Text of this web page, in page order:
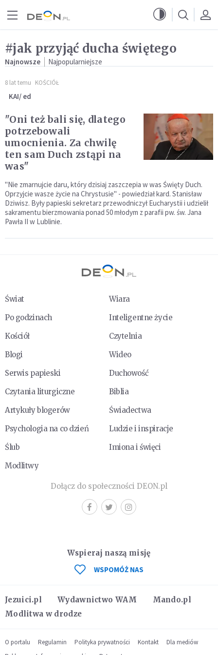
#jak przyjąć ducha świętego
Najnowsze Najpopularniejsze
8 lat temu KOŚCIÓŁ
KAI/ ed
"Oni też bali się, dlatego
potrzebowali
umocnienia. Za chwilę
ten sam Duch zstąpi na
was"
"Nie zmarnujcie daru, który dzisiaj zaszczepia w was Święty Duch.
Oprzyjcie wasze życie na Chrystusie" - powiedział kard. Stanisław
Dziwisz. Były papieski sekretarz przewodniczył Eucharystii i udzielił
sakramentu bierzmowania ponad 50 młodym z parafii pw. św. Jana
Pawła II w Lublinie.
Świat
Wiara
Po godzinach
Inteligentne życie
Kościół
Czytelnia
Blogi
Wideo
Serwis papieski
Duchowość
Czytania liturgiczne
Biblia
Artykuły blogerów
Świadectwa
Psychologia na co dzień
Ludzie i inspiracje
Ślub
Imiona i święci
Modlitwy
Dołącz do społeczności DEON.pl
Jezuici.pl Wydawnictwo WAM
Mando.pl
Modlitwa w drodze
Wspieraj naszą misję
WSPOMÓŻ NAS
O portalu Regulamin Polityka prywatności Kontakt
Dla mediów